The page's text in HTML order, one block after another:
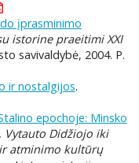
įprasminimo
istorine praeitimi XXI
savivaldybė, 2004. P.
ir nostalgijos.
epochoje: Minsko
Vytauto Didžiojo iki
atminimo kultūrų